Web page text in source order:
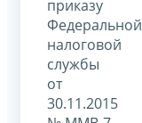
приказу
Федеральной
налоговой
службы
от
30.11.2015